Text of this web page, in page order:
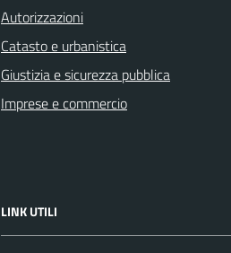
Autorizzazioni
Catasto e urbanistica
Giustizia e sicurezza pubblica
Imprese e commercio
LINK UTILI